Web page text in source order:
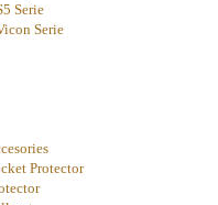
Serie
Serie
Protector